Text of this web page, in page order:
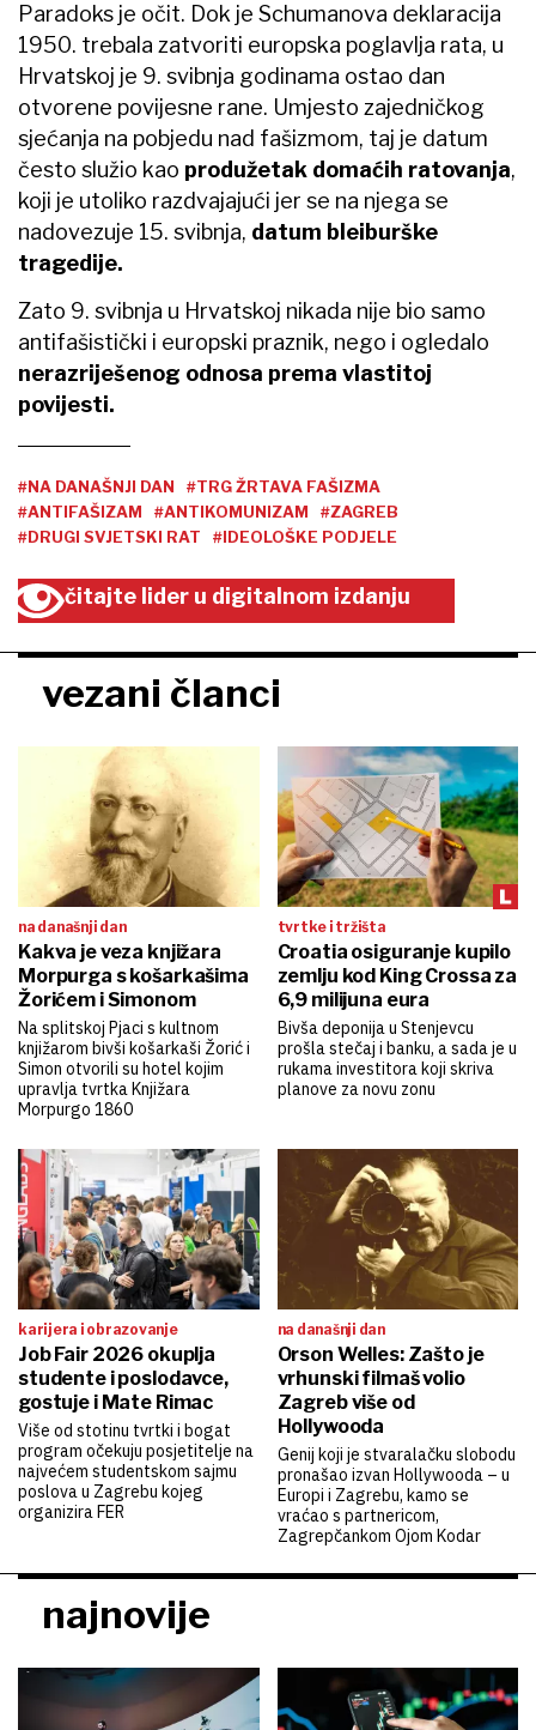
Paradoks je očit. Dok je Schumanova deklaracija
1950. trebala zatvoriti europska poglavlja rata, u
Hrvatskoj je 9. svibnja godinama ostao dan
otvorene povijesne rane. Umjesto zajedničkog
sjećanja na pobjedu nad fašizmom, taj je datum
često služio kao produžetak domaćih ratovanja,
koji je utoliko razdvajajući jer se na njega se
nadovezuje 15. svibnja, datum bleiburške
tragedije.
Zato 9. svibnja u Hrvatskoj nikada nije bio samo
antifašistički i europski praznik, nego i ogledalo
nerazriješenog odnosa prema vlastitoj
povijesti.
#NA DANAŠNJI DAN
#TRG ŽRTAVA FAŠIZMA
#ANTIFAŠIZAM
#ANTIKOMUNIZAM
#ZAGREB
#DRUGI SVJETSKI RAT
#IDEOLOŠKE PODJELE
čitajte lider u digitalnom izdanju
vezani članci
na današnji dan
Kakva je veza knjižara
Morpurga s košarkašima
Žorićem i Simonom
Na splitskoj Pjaci s kultnom
knjižarom bivši košarkaši Žorić i
Simon otvorili su hotel kojim
upravlja tvrtka Knjižara
Morpurgo 1860
tvrtke i tržišta
Croatia osiguranje kupilo
zemlju kod King Crossa za
6,9 milijuna eura
Bivša deponija u Stenjevcu
prošla stečaj i banku, a sada je u
rukama investitora koji skriva
planove za novu zonu
karijera i obrazovanje
Job Fair 2026 okuplja
studente i poslodavce,
gostuje i Mate Rimac
Više od stotinu tvrtki i bogat
program očekuju posjetitelje na
najvećem studentskom sajmu
poslova u Zagrebu kojeg
organizira FER
na današnji dan
Orson Welles: Zašto je
vrhunski filmaš volio
Zagreb više od
Hollywooda
Genij koji je stvaralačku slobodu
pronašao izvan Hollywooda – u
Europi i Zagrebu, kamo se
vraćao s partnericom,
Zagrepčankom Ojom Kodar
najnovije